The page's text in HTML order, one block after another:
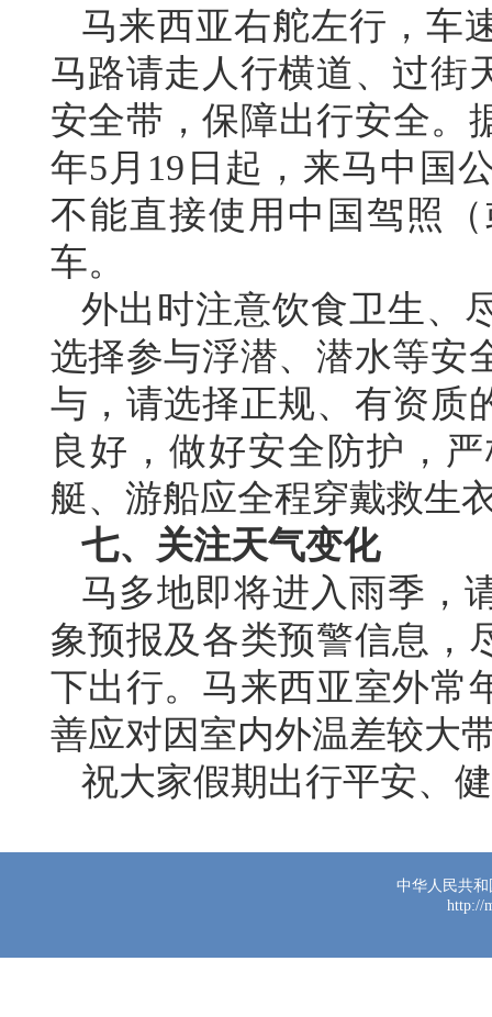
马来西亚右舵左行，车
马路请走人行横道、过街
安全带，保障出行安全。
年5月19日起，来马中国
不能直接使用中国驾照
车。
外出时注意饮食卫生、
选择参与浮潜、潜水等安
与，请选择正规、有资质
良好，做好安全防护，
艇、游船应全程穿戴救生
七、关注天气变化
马多地即将进入雨季，
象预报及各类预警信息，
下出行。马来西亚室外常
善应对因室内外温差较大
祝大家假期出行平安、
中华人民共
http://